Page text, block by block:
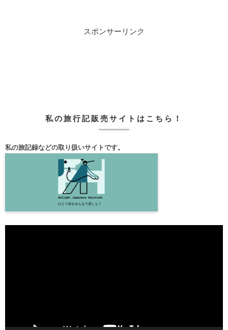
スポンサーリンク
私の旅行記販売サイトはこちら！
私の旅記録などの取り扱いサイトです。